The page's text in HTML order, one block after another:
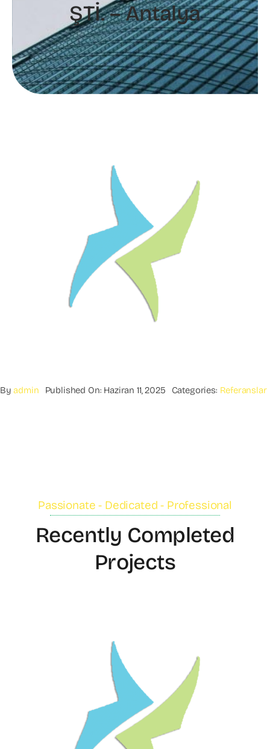
ŞTİ. – Antalya
Byadmin Published On: Haziran 11, 2025 Categories: Referanslar
Passionate - Dedicated - Professional
Recently Completed
Projects